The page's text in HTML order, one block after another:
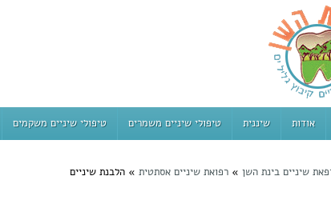
אודות שיננית טיפולי שיניים משמרים טיפולי שיניים משקמים
שיניים בינת השן » רפואת שיניים אסתטית » הלבנת שיניים